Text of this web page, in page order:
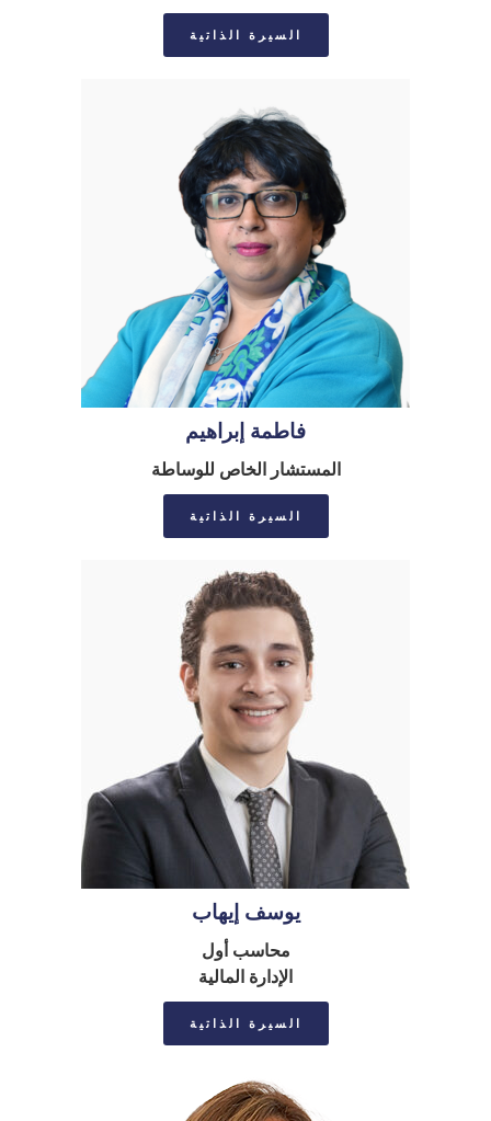
السيرة الذاتية
فاطمة إبراهيم
المستشار الخاص للوساطة
السيرة الذاتية
يوسف إيهاب
محاسب أول
الإدارة المالیة
السيرة الذاتية